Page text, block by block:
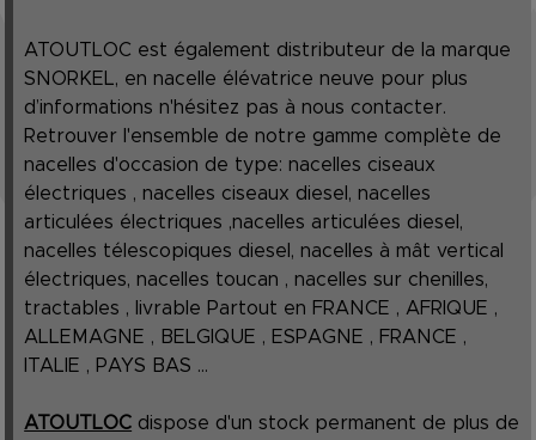
ATOUTLOC est également distributeur de la marque
SNORKEL, en nacelle élévatrice neuve pour plus
d’informations n'hésitez pas à nous contacter.
Retrouver l'ensemble de notre gamme complète de
nacelles d'occasion de type: nacelles ciseaux
électriques , nacelles ciseaux diesel, nacelles
articulées électriques ,nacelles articulées diesel,
nacelles télescopiques diesel, nacelles à mât vertical
électriques, nacelles toucan , nacelles sur chenilles,
tractables , livrable Partout en FRANCE , AFRIQUE ,
ALLEMAGNE , BELGIQUE , ESPAGNE , FRANCE ,
ITALIE , PAYS BAS ...
ATOUTLOC dispose d'un stock permanent de plus de